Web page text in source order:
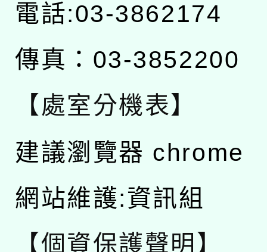
電話:03-3862174
傳真：03-3852200
【處室分機表】
建議瀏覽器 chrome
網站維護:資訊組
【個資保護聲明】